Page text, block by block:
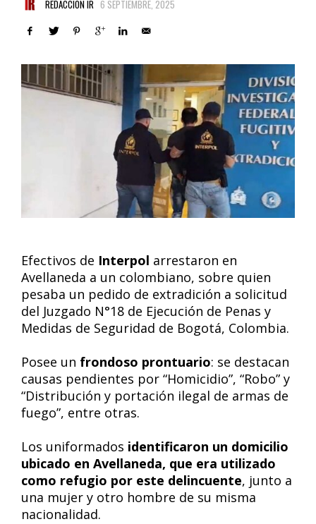
REDACCIÓN IR 6 SEPTIEMBRE, 2025
Efectivos de Interpol arrestaron en
Avellaneda a un colombiano, sobre quien
pesaba un pedido de extradición a solicitud
del Juzgado N°18 de Ejecución de Penas y
Medidas de Seguridad de Bogotá, Colombia.
Posee un frondoso prontuario: se destacan
causas pendientes por “Homicidio”, “Robo” y
“Distribución y portación ilegal de armas de
fuego”, entre otras.
Los uniformados identificaron un domicilio
ubicado en Avellaneda, que era utilizado
como refugio por este delincuente, junto a
una mujer y otro hombre de su misma
nacionalidad.